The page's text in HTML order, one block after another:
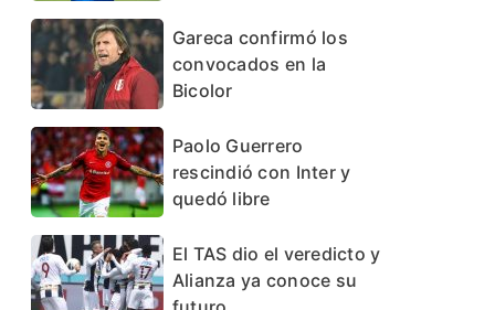
Gareca confirmó los
convocados en la
Bicolor
Paolo Guerrero
rescindió con Inter y
quedó libre
El TAS dio el veredicto y
Alianza ya conoce su